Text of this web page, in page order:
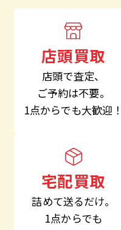
店頭買取
店頭で査定、
ご予約は不要。
1点からでも大歓迎！
宅配買取
詰めて送るだけ。
1点からでも